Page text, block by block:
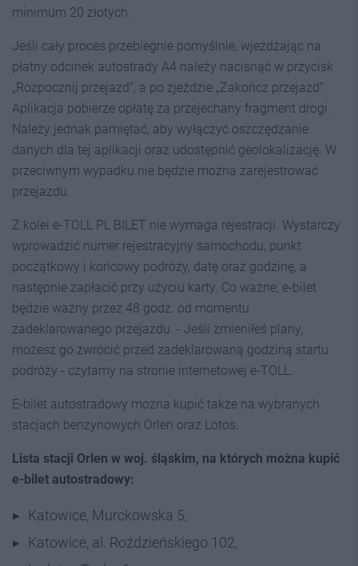
minimum 20 złotych.
Jeśli cały proces przebiegnie pomyślnie, wjeżdżając na
płatny odcinek autostrady A4 należy nacisnąć w przycisk
„Rozpocznij przejazd”, a po zjeździe „Zakończ przejazd”.
Aplikacja pobierze opłatę za przejechany fragment drogi.
Należy jednak pamiętać, aby wyłączyć oszczędzanie
danych dla tej aplikacji oraz udostępnić geolokalizację. W
przeciwnym wypadku nie będzie można zarejestrować
przejazdu.
Z kolei e-TOLL PL BILET nie wymaga rejestracji. Wystarczy
wprowadzić numer rejestracyjny samochodu, punkt
początkowy i końcowy podróży, datę oraz godzinę, a
następnie zapłacić przy użyciu karty. Co ważne, e-bilet
będzie ważny przez 48 godz. od momentu
zadeklarowanego przejazdu. - Jeśli zmieniłeś plany,
możesz go zwrócić przed zadeklarowaną godziną startu
podróży - czytamy na stronie internetowej e-TOLL.
E-bilet autostradowy można kupić także na wybranych
stacjach benzynowych Orlen oraz Lotos.
Lista stacji Orlen w woj. śląskim, na których można kupić
e-bilet autostradowy:
Katowice, Murckowska 5,
Katowice, al. Roździeńskiego 102,